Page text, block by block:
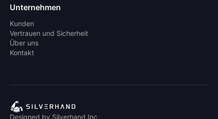
Unternehmen
Kunden
Vertrauen und Sicherheit
Über uns
Kontakt
Designed by Silverhand Inc.